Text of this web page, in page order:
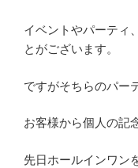
イベントやパーティ
とがございます。
ですがそちらのパー
お客様から個人の記
先日ホールインワン